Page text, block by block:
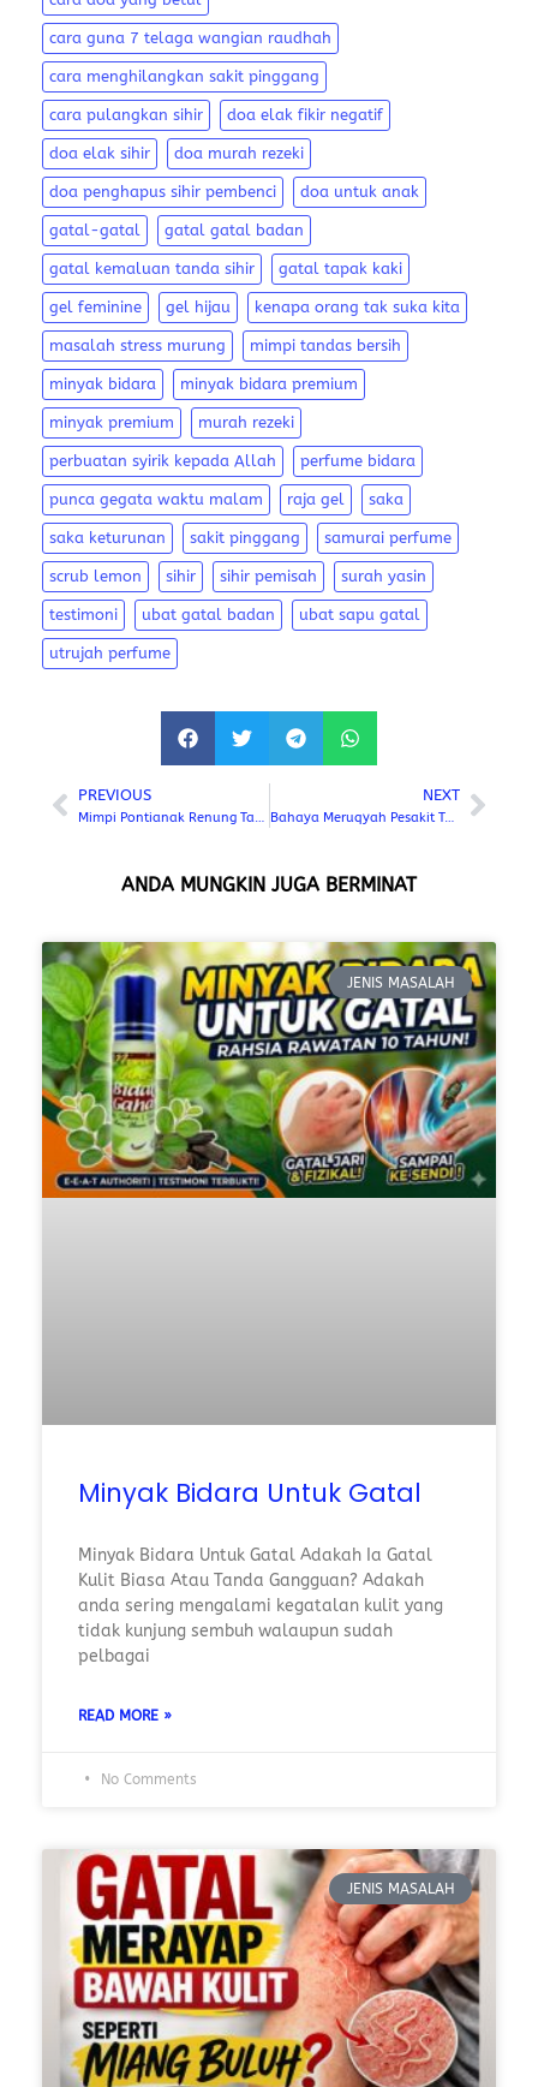
cara guna 7 telaga wangian raudhah
cara menghilangkan sakit pinggang
cara pulangkan sihir doa elak fikir negatif
doa elak sihir doa murah rezeki
doa penghapus sihir pembenci doa untuk anak
gatal-gatal gatal gatal badan
gatal kemaluan tanda sihir gatal tapak kaki
gel feminine gel hijau kenapa orang tak suka kita
masalah stress murung mimpi tandas bersih
minyak bidara minyak bidara premium
minyak premium murah rezeki
perbuatan syirik kepada Allah perfume bidara
punca gegata waktu malam raja gel saka
saka keturunan sakit pinggang samurai perfume
scrub lemon sihir sihir pemisah surah yasin
testimoni ubat gatal badan ubat sapu gatal
utrujah perfume
PREVIOUS
Mimpi Pontianak Renung Tajam Dari Dapur?
NEXT
Bahaya Meruqyah Pesakit Tanpa Asas Rawatan
ANDA MUNGKIN JUGA BERMINAT
JENIS MASALAH
Minyak Bidara Untuk Gatal
Minyak Bidara Untuk Gatal Adakah Ia Gatal
Kulit Biasa Atau Tanda Gangguan? Adakah
anda sering mengalami kegatalan kulit yang
tidak kunjung sembuh walaupun sudah
pelbagai
READ MORE »
No Comments
JENIS MASALAH